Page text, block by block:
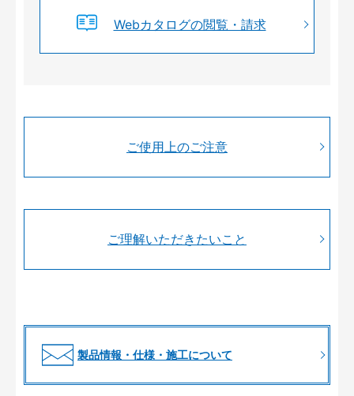
Webカタログの閲覧・請求
ご使用上のご注意
ご理解いただきたいこと
製品情報・仕様・施工について